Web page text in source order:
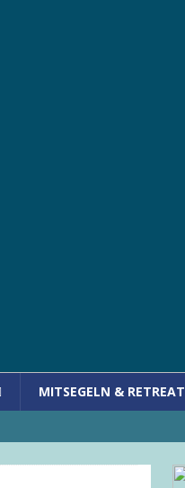
MITSEGELN & RETREAT